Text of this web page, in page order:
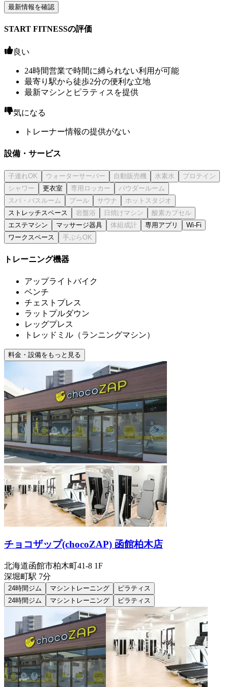
最新情報を確認
START FITNESSの評価
良い
24時間営業で時間に縛られない利用が可能
最寄り駅から徒歩2分の便利な立地
最新マシンとピラティスを提供
気になる
トレーナー情報の提供がない
設備・サービス
更衣室
ストレッチスペース
エステマシン
マッサージ器具 専用アプリ
Wi-Fi
ワークスペース
トレーニング機器
アップライトバイク
ベンチ
チェストプレス
ラットプルダウン
レッグプレス
トレッドミル（ランニングマシン）
料金・設備をもっと見る
チョコザップ(chocoZAP) 函館柏木店
北海道函館市柏木町41-8 1F
深堀町駅 7分
24時間ジム マシントレーニング
ピラティス
24時間ジム
マシントレーニング ピラティス